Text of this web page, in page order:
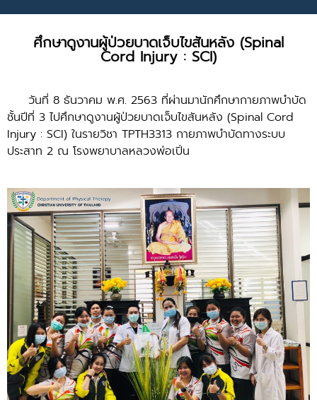
ศึกษาดูงานผู้ป่วยบาดเจ็บไขสันหลัง (Spinal
Cord Injury : SCI)
วันที่ 8 ธันวาคม พ.ศ. 2563 ที่ผ่านมานักศึกษากายภาพบำบัด
ชั้นปีที่ 3 ไปศึกษาดูงานผู้ป่วยบาดเจ็บไขสันหลัง (Spinal Cord
Injury : SCI) ในรายวิชา TPTH3313 กายภาพบำบัดทางระบบ
ประสาท 2 ณ โรงพยาบาลหลวงพ่อเปิ่น